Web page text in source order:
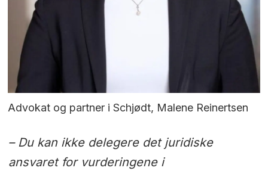
Advokat og partner i Schjødt, Malene Reinertsen
– Du kan ikke delegere det juridiske
ansvaret for vurderingene i